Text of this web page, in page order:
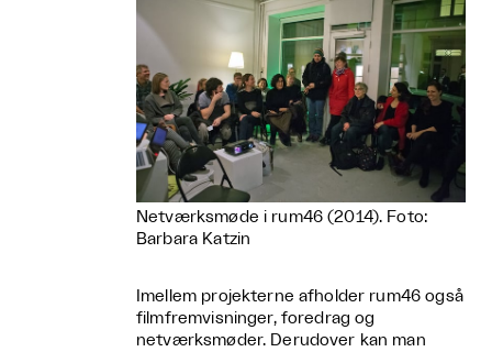
Netværksmøde i rum46 (2014). Foto:
Barbara Katzin
Imellem projekterne afholder rum46 også
filmfremvisninger, foredrag og
netværksmøder. Derudover kan man